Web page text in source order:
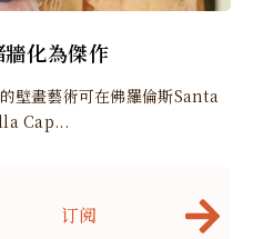
化為傑作
壁畫藝術可在佛羅倫斯Santa
Cap...
订阅